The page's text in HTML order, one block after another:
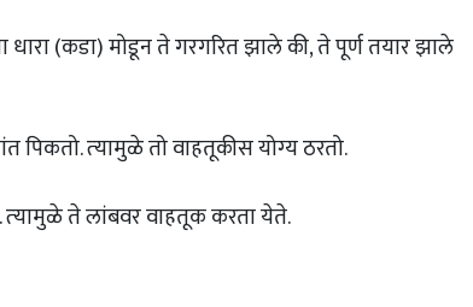
(कडा) मोडून ते गरगरित झाले की, ते पूर्ण तयार झाले
पिकतो. त्‍यामुळे तो वाहतूकीस योग्‍य ठरतो.
ते लांबवर वाहतूक करता येते.